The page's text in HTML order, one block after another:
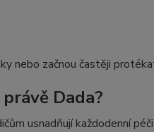
nebo začnou častěji
Dada?
usnadňují každodenní